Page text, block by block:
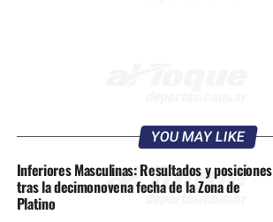
YOU MAY LIKE
Inferiores Masculinas: Resultados y posiciones
tras la decimonovena fecha de la Zona de
Platino